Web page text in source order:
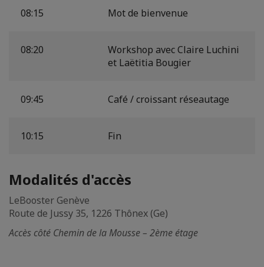
08:15 Mot de bienvenue
08:20
Workshop avec Claire Luchini
et Laëtitia Bougier
09:45 Café / croissant réseautage
10:15 Fin
Modalités d'accès
LeBooster Genève
Route de Jussy 35, 1226 Thônex (Ge)
Accès côté Chemin de la Mousse – 2ème étage